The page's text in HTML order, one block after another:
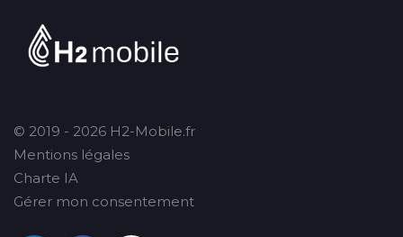
© 2019 - 2026 H2-Mobile.fr
Mentions légales
Charte IA
Gérer mon consentement